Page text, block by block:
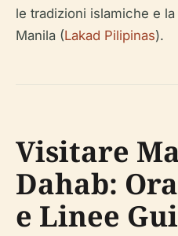
le tradizioni islamiche e
Manila (Lakad Pilipinas).
Visitare
Dahab:
e Linee